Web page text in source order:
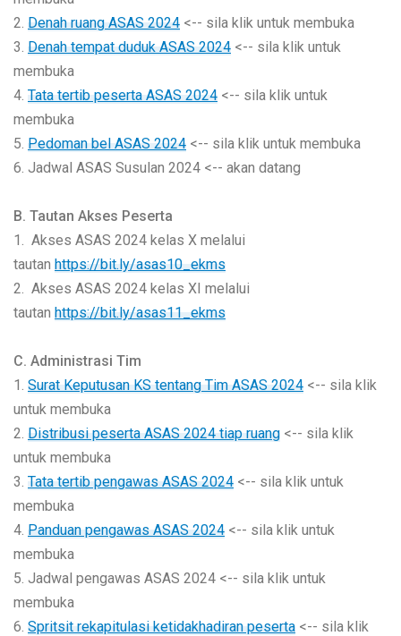
2. Denah ruang ASAS 2024 <-- sila klik untuk membuka
3. Denah tempat duduk ASAS 2024 <-- sila klik untuk
membuka
4. Tata tertib peserta ASAS 2024 <-- sila klik untuk
membuka
5. Pedoman bel ASAS 2024 <-- sila klik untuk membuka
6. Jadwal ASAS Susulan 2024 <-- akan datang
B. Tautan Akses Peserta
1. Akses ASAS 2024 kelas X melalui
tautan https://bit.ly/asas10_ekms
2. Akses ASAS 2024 kelas XI melalui
tautan https://bit.ly/asas11_ekms
C. Administrasi Tim
1. Surat Keputusan KS tentang Tim ASAS 2024 <-- sila klik
untuk membuka
2. Distribusi peserta ASAS 2024 tiap ruang <-- sila klik
untuk membuka
3. Tata tertib pengawas ASAS 2024 <-- sila klik untuk
membuka
4. Panduan pengawas ASAS 2024 <-- sila klik untuk
membuka
5. Jadwal pengawas ASAS 2024 <-- sila klik untuk
membuka
6. Spritsit rekapitulasi ketidakhadiran peserta <-- sila klik